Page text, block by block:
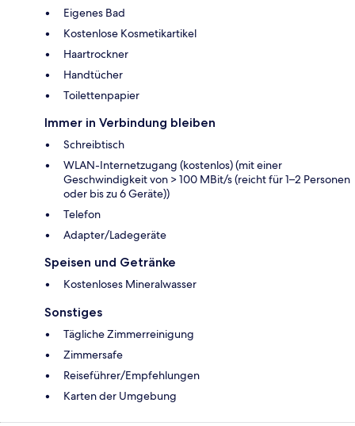
Eigenes Bad
Kostenlose Kosmetikartikel
Haartrockner
Handtücher
Toilettenpapier
Immer in Verbindung bleiben
Schreibtisch
WLAN-Internetzugang (kostenlos) (mit einer
Geschwindigkeit von > 100 MBit/s (reicht für 1–2 Personen
oder bis zu 6 Geräte))
Telefon
Adapter/Ladegeräte
Speisen und Getränke
Kostenloses Mineralwasser
Sonstiges
Tägliche Zimmerreinigung
Zimmersafe
Reiseführer/Empfehlungen
Karten der Umgebung